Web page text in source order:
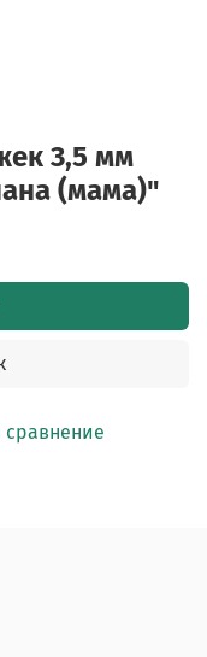
3,5 мм
(мама)"
сравнение